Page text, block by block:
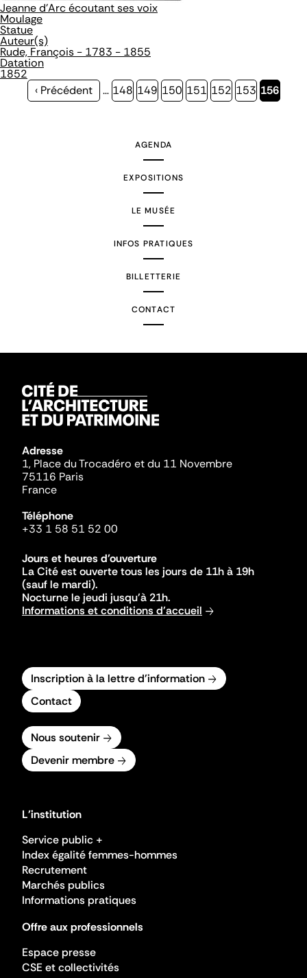
Jeanne d'Arc écoutant ses voix
Moulage
Statue
Auteur(s)
Rude, François - 1783 - 1855
Datation
1852
Page
‹ Précédent … Page
148 Page
149 Page
150 Page
151 Page
152 Page
153 Page
156
AGENDA
EXPOSITIONS
LE MUSÉE
INFOS PRATIQUES
BILLETTERIE
CONTACT
Adresse
1, Place du Trocadéro et du 11 Novembre
75116 Paris
France
Téléphone
+33 1 58 51 52 00
Jours et heures d'ouverture
La Cité est ouverte tous les jours de 11h à 19h
(sauf le mardi).
Nocturne le jeudi jusqu'à 21h.
Informations et conditions d'accueil
Inscription à la lettre d'information
Contact
Nous soutenir
Devenir membre
L'institution
Service public +
Index égalité femmes-hommes
Recrutement
Marchés publics
Informations pratiques
Offre aux professionnels
Espace presse
CSE et collectivités